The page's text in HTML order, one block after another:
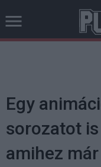
Egy
sorozatot
amihez